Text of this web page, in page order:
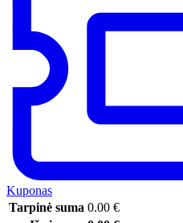
Kuponas
Tarpinė suma 0.00 €